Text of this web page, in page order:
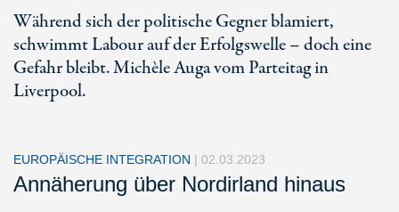
Während sich der politische Gegner blamiert,
schwimmt Labour auf der Erfolgswelle – doch eine
Gefahr bleibt. Michèle Auga vom Parteitag in
Liverpool.
EUROPÄISCHE INTEGRATION | 02.03.2023
Annäherung über Nordirland hinaus